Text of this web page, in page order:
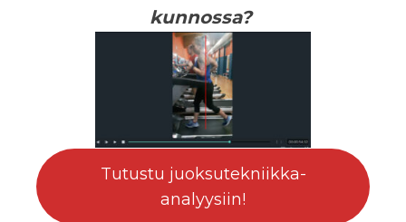
kunnossa?
Tutustu juoksutekniikka-
analyysiin!